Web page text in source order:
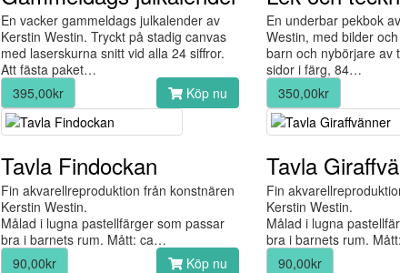
En vacker gammeldags julkalender av
Kerstin Westin. Tryckt på stadig canvas
med laserskurna snitt vid alla 24 siffror.
Att fästa paket…
395,00kr
Köp nu
En underbar pekbok
Westin, med bilder
barn och nybörjare av
sidor i färg, 84…
350,00kr
Tavla Findockan
Fin akvarellreproduktion från konstnären
Kerstin Westin.
Målad i lugna pastellfärger som passar
bra i barnets rum. Mått: ca…
90,00kr
Köp nu
Tavla
Fin
Kerstin Westin.
Målad i lugna
bra i barnets rum.
90,00kr